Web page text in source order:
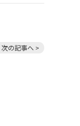
次の記事へ >